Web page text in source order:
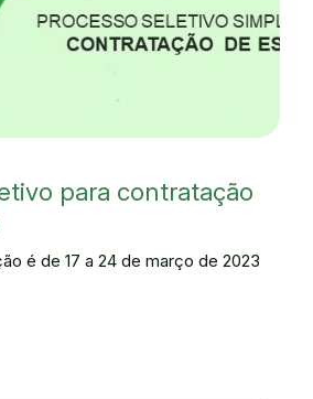
para contratação
é de 17 a 24 de março de 2023